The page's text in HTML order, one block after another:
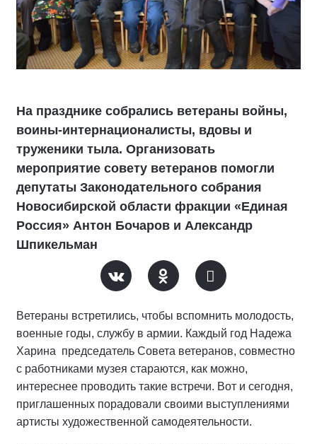
На празднике собрались ветераны войны,
воины-интернационалисты, вдовы и
труженики тыла. Организовать
мероприятие совету ветеранов помогли
депутаты Законодательного собрания
Новосибирской области фракции «Единая
Россия» Антон Бочаров и Александр
Шпикельман
Ветераны встретились, чтобы вспомнить молодость,
военные годы, службу в армии. Каждый год Надежа
Харина председатель Совета ветеранов, совместно
с работниками музея стараются, как можно,
интереснее проводить такие встречи. Вот и сегодня,
приглашенных порадовали своими выступлениями
артисты художественной самодеятельности.